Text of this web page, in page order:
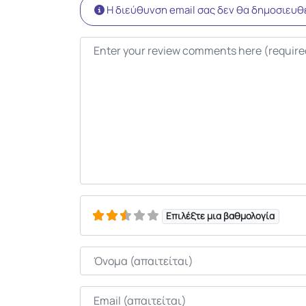
Η διεύθυνση email σας δεν θα
Κείμενο κριτικής
Επιλέξτε μια βαθμολογία
Όνομα
Email